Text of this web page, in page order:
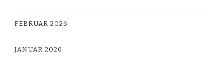
FEBRUAR 2026
JANUAR 2026